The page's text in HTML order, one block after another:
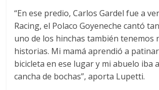
“En ese predio, Carlos Gardel fue a
Racing, el Polaco Goyeneche cantó
uno de los hinchas también tenemos
historias. Mi mamá aprendió a
bicicleta en ese lugar y mi abuelo iba
cancha de bochas”, aporta Lupetti.